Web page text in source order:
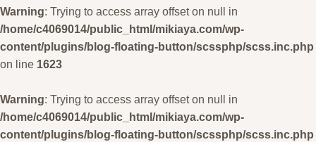
Warning: Trying to access array offset on null in
/home/c4069014/public_html/mikiaya.com/wp-
content/plugins/blog-floating-button/scssphp/scss.inc.php
on line 1623
Warning: Trying to access array offset on null in
/home/c4069014/public_html/mikiaya.com/wp-
content/plugins/blog-floating-button/scssphp/scss.inc.php